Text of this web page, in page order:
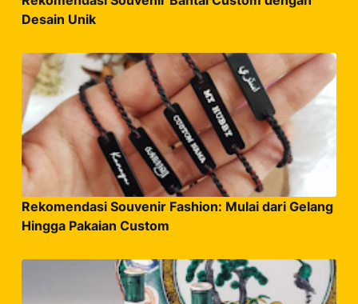
Desain Unik
Rekomendasi Souvenir Fashion: Mulai dari Gelang
Hingga Pakaian Custom